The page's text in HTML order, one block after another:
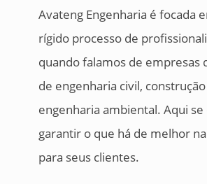
Avateng Engenharia é focada
rígido processo de
quando falamos de empresas
de engenharia civil,
engenharia ambiental. Aqui
garantir o que há de melhor
para seus clientes.